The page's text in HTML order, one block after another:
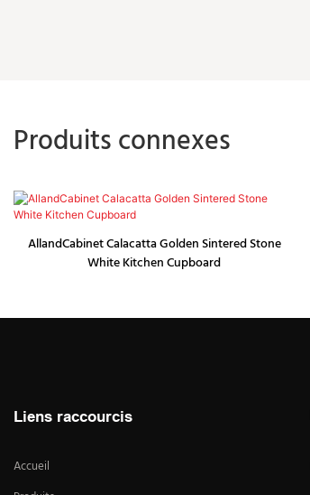
Produits connexes
AllandCabinet Calacatta Golden Sintered Stone
White Kitchen Cupboard
Liens raccourcis
Accueil